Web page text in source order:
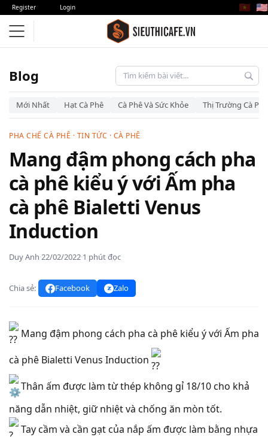
Register Login 🇻🇳 🇺🇸
Blog
Mới Nhất Hạt Cà Phê Cà Phê Và Sức Khỏe Thị Trường Cà Phê
PHA CHẾ CÀ PHÊ · TIN TỨC · CÀ PHÊ
Mang đậm phong cách pha
cà phê kiểu ý với Ấm pha
cà phê Bialetti Venus
Induction
Duy Anh·22/02/2022·1 phút đọc
Chia sẻ: Facebook Zalo
Mang đậm phong cách pha cà phê kiểu ý với Ấm pha
cà phê Bialetti Venus Induction
Thân ấm được làm từ thép không gỉ 18/10 cho khả
năng dẫn nhiệt, giữ nhiệt và chống ăn mòn tốt.
Tay cầm và cần gạt của nắp ấm được làm bằng nhựa